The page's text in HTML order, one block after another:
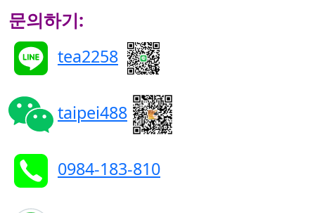
문의하기:
tea2258
taipei488
0984-183-810